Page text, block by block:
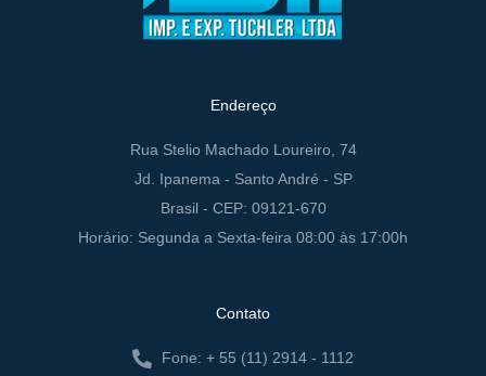
Endereço
Rua Stelio Machado Loureiro, 74
Jd. Ipanema - Santo André - SP
Brasil - CEP: 09121-670
Horário: Segunda a Sexta-feira 08:00 às 17:00h
Contato
Fone: + 55 (11) 2914 - 1112